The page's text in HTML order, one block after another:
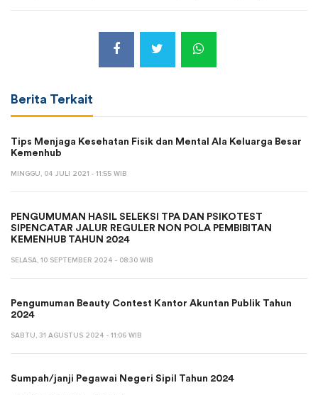
Berita Terkait
Tips Menjaga Kesehatan Fisik dan Mental Ala Keluarga Besar
Kemenhub
MINGGU, 04 JULI 2021 - 11:55 WIB
PENGUMUMAN HASIL SELEKSI TPA DAN PSIKOTEST
SIPENCATAR JALUR REGULER NON POLA PEMBIBITAN
KEMENHUB TAHUN 2024
SELASA, 10 SEPTEMBER 2024 - 08:30 WIB
Pengumuman Beauty Contest Kantor Akuntan Publik Tahun
2024
SABTU, 31 AGUSTUS 2024 - 11:06 WIB
Sumpah/janji Pegawai Negeri Sipil Tahun 2024